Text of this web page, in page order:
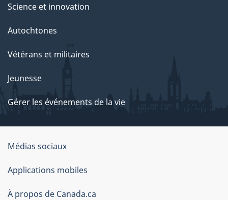
Science et innovation
Autochtones
Vétérans et militaires
Jeunesse
Gérer les événements de la vie
Organisation
du
gouvernement
du
Médias sociaux
Applications mobiles
À propos de Canada.ca